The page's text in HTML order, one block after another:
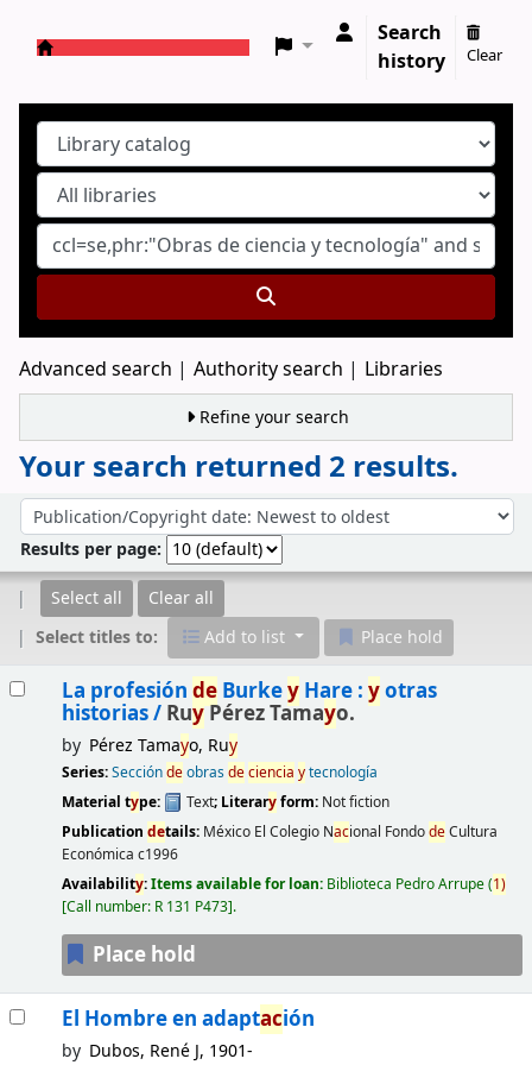
Search
history
Clear
Advanced search Authority search Libraries
Refine your search
Your search returned 2 results.
Sort by:
Results per page:
Select all
Clear all
Select titles to:
Add to list Place hold
La profesión deBurkeyHare : yotras
historias / RuyPérez Tamayo.
by Pérez Tamayo, Ruy
Series:Seccióndeobrasdeciencia ytecnología
Material type: Text; Literaryform: Not fiction
Publication details: México El Colegio Nacional FondodeCultura
Económica c1996
Availability:Items available for loan: Biblioteca Pedro Arrupe(1)
Call number: R 131 P473 .
Place hold
El Hombre en adaptación
by Dubos, René J, 1901-